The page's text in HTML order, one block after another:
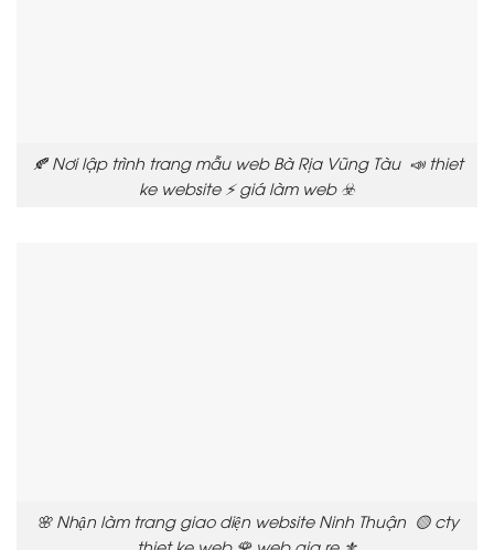
🍂 Nơi lập trình trang mẫu web Bà Rịa Vũng Tàu 📣 thiet
ke website ⚡ giá làm web ☣️
🌸 Nhận làm trang giao diện website Ninh Thuận 🟡 cty
thiet ke web 🌹 web gia re ⚜️